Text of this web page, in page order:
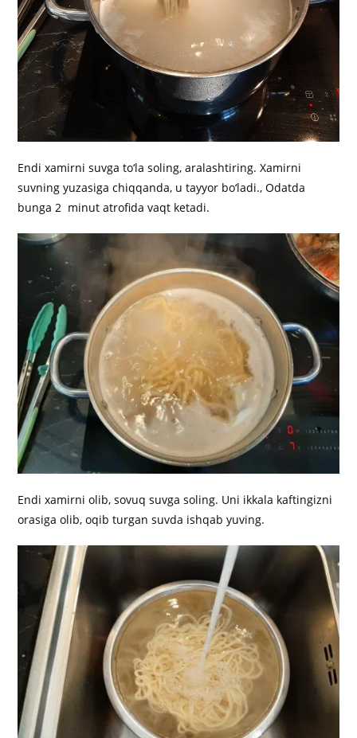
Endi xamirni suvga to‘la soling, aralashtiring. Xamirni
suvning yuzasiga chiqqanda, u tayyor bo‘ladi., Odatda
bunga 2 minut atrofida vaqt ketadi.
Endi xamirni olib, sovuq suvga soling. Uni ikkala kaftingizni
orasiga olib, oqib turgan suvda ishqab yuving.